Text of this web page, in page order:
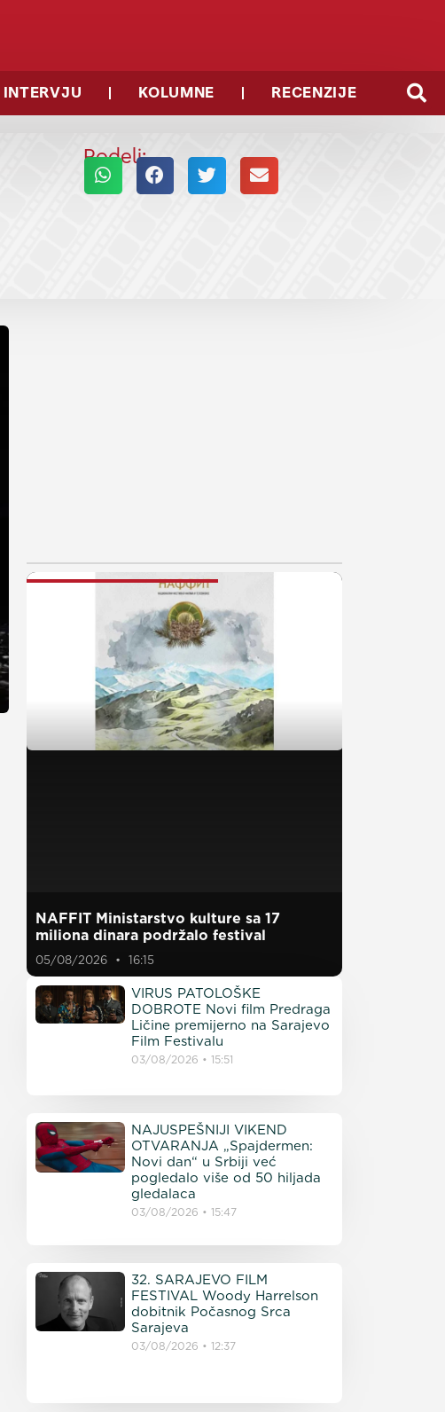
INTERVJU KOLUMNE RECENZIJE
Podeli:
NAJNOVIJE VESTI
NAFFIT Ministarstvo kulture sa 17
miliona dinara podržalo festival
05/08/2026 16:15
VIRUS PATOLOŠKE
DOBROTE Novi film Predraga
Ličine premijerno na Sarajevo
Film Festivalu
03/08/2026 15:51
NAJUSPEŠNIJI VIKEND
OTVARANJA „Spajdermen:
Novi dan“ u Srbiji već
pogledalo više od 50 hiljada
gledalaca
03/08/2026 15:47
32. SARAJEVO FILM
FESTIVAL Woody Harrelson
dobitnik Počasnog Srca
Sarajeva
03/08/2026 12:37